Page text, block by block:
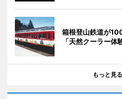
箱根登山鉄道が
「天然クーラー
もっと見る